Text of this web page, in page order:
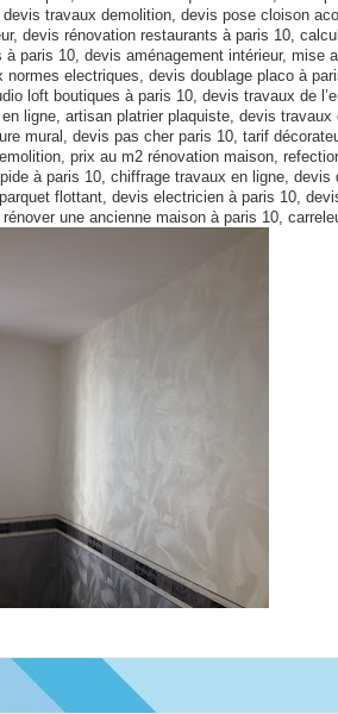
travaux demolition, devis pose cloison
devis rénovation restaurants à paris 10,
paris 10, devis aménagement intérieur, mise
electriques, devis doublage placo à
loft boutiques à paris 10, devis travaux de
ligne, artisan platrier plaquiste, devis travaux
mural, devis pas cher paris 10, tarif
prix au m2 rénovation maison,
à paris 10, chiffrage travaux en ligne, devis
flottant, devis electricien à paris 10,
une ancienne maison à paris 10,